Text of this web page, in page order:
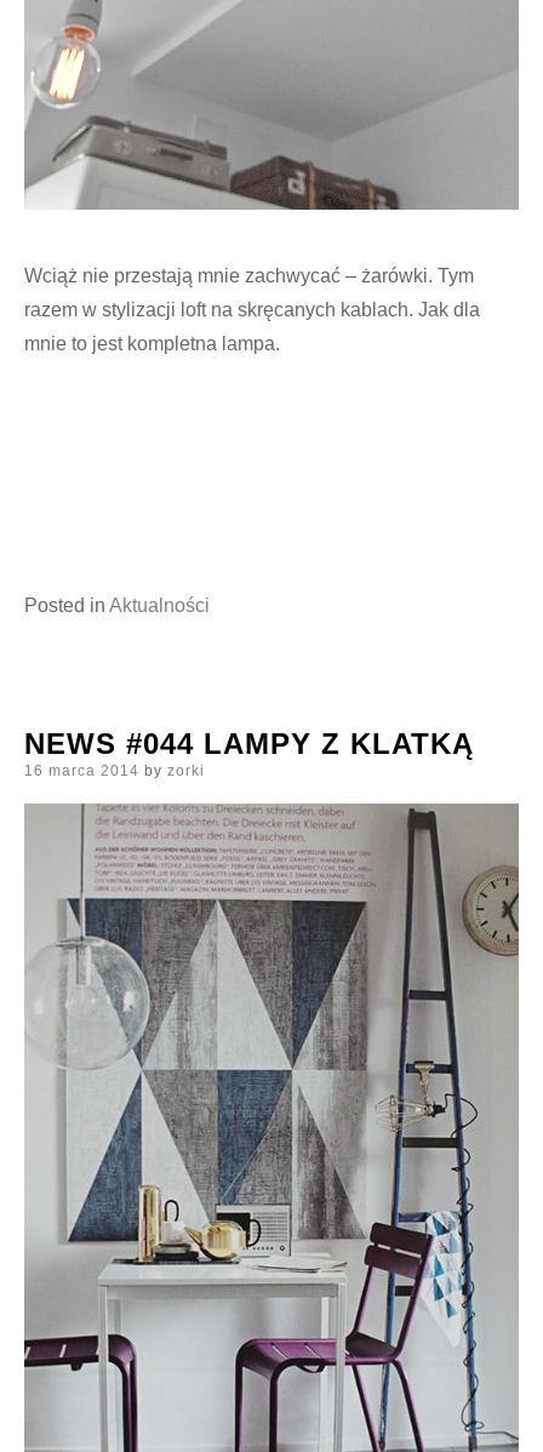
Wciąż nie przestają mnie zachwycać – żarówki. Tym
razem w stylizacji loft na skręcanych kablach. Jak dla
mnie to jest kompletna lampa.
Posted in Aktualności
NEWS #044 LAMPY Z KLATKĄ
Posted
16 marca 2014 by zorki